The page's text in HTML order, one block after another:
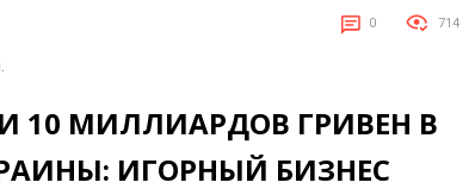
0 714
10 МИЛЛИАРДОВ ГРИВЕН В
ИГОРНЫЙ БИЗНЕС